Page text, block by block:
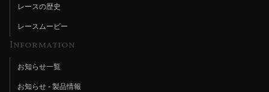
レースの歴史
レースムービー
Information
お知らせ一覧
お知らせ - 製品情報